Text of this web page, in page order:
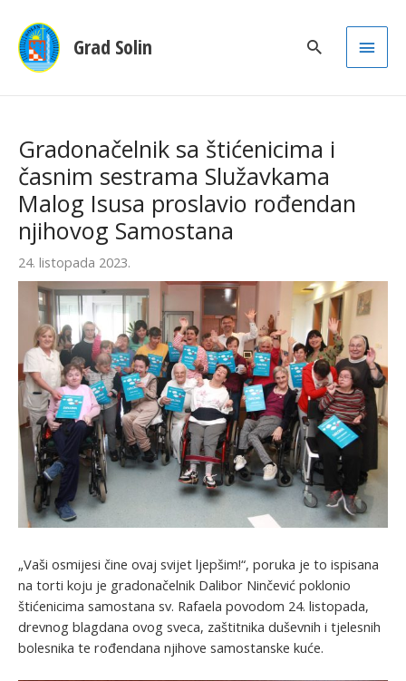
Grad Solin
Main
Gradonačelnik sa štićenicima i
časnim sestrama Služavkama
Malog Isusa proslavio rođendan
njihovog Samostana
24. listopada 2023.
„Vaši osmijesi čine ovaj svijet ljepšim!“, poruka je to ispisana
na torti koju je gradonačelnik Dalibor Ninčević poklonio
štićenicima samostana sv. Rafaela povodom 24. listopada,
drevnog blagdana ovog sveca, zaštitnika duševnih i tjelesnih
bolesnika te rođendana njihove samostanske kuće.